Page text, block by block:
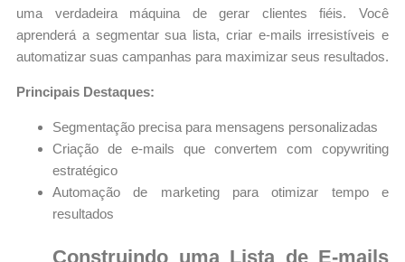
uma verdadeira máquina de gerar clientes fiéis. Você
aprenderá a segmentar sua lista, criar e-mails irresistíveis e
automatizar suas campanhas para maximizar seus resultados.
Principais Destaques:
Segmentação precisa para mensagens personalizadas
Criação de e-mails que convertem com copywriting
estratégico
Automação de marketing para otimizar tempo e
resultados
Construindo uma Lista de E-mails